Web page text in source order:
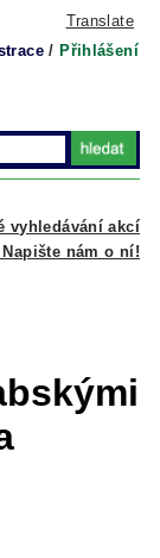
Translate
/ Přihlášení
vyhledávání akcí
nám o ní!